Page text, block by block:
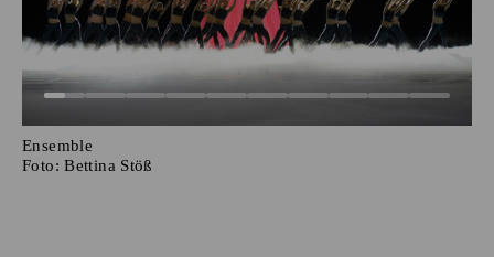
Ensemble
Foto: Bettina Stöß